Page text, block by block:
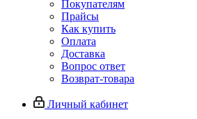
Покупателям
Прайсы
Как купить
Оплата
Доставка
Вопрос ответ
Возврат-товара
Личный кабинет